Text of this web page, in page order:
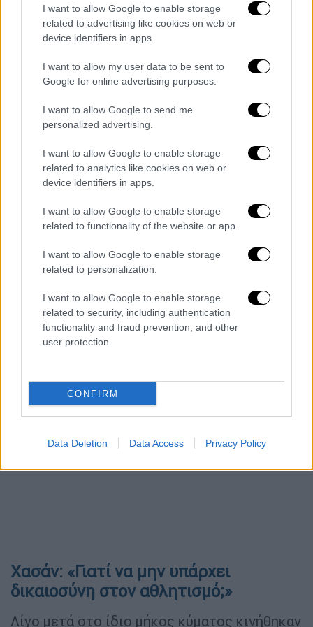
I want to allow Google to enable storage
related to advertising like cookies on web or
device identifiers in apps.
I want to allow my user data to be sent to
Google for online advertising purposes.
I want to allow Google to send me
personalized advertising.
I want to allow Google to enable storage
related to analytics like cookies on web or
device identifiers in apps.
I want to allow Google to enable storage
related to functionality of the website or app.
I want to allow Google to enable storage
related to personalization.
I want to allow Google to enable storage
related to security, including authentication
functionality and fraud prevention, and other
user protection.
CONFIRM
Data Deletion Data Access Privacy Policy
Τα παράπονα των Αιγύπτιων παικτών για τη
διαιτησία ήταν έντονα και μετά το τέλος του
αγώνα, με επίκεντρο τη φάση που
προηγήθηκε του τρίτου γκολ της
Αργεντινής. Ο Ζίκο, μιλώντας μετά τη λήξη,
κατηγόρησε ευθέως τον Γάλλο διαιτητή για
τις αποφάσεις του και έκανε λόγο για
«Ο διαιτητής δεν ήταν καλός, ήταν άδικος. Η
αδικία του ήταν ξεκάθαρη. Μας κυνηγούσε
από την αρχή του αγώνα. Δεν ήθελε να
νικήσουμε. Ήταν ένα στημένο παιχνίδι. Δεν
διαιτητής... μοιάζει σαν ο αγώνας να ήταν
στημένος. Προηγούμασταν με 2-0 και
εκείνος συνέχιζε να σφυρίζει εναντίον μας.
Συγχαρητήρια στην Αργεντινή για ακόμη ένα
Παγκόσμιο Κύπελλο, όπως φαίνεται»,
ανέφερε χαρακτηριστικά ο Αιγύπτιος
Χασάν: «Γιατί να μην υπάρχει
δικαιοσύνη στον αθλητισμό;»
Λίγο μετά στο ίδιο μήκος κύματος κινήθηκαν